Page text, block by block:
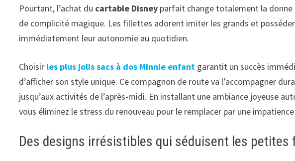
Pourtant, l’achat du cartable Disney parfait change totalement la
de complicité magique. Les fillettes adorent imiter les grands et
immédiatement leur autonomie au quotidien.
Choisir les plus jolis sacs à dos Minnie enfant garantit un succès
d’afficher son style unique. Ce compagnon de route va l’accompagner
jusqu’aux activités de l’après-midi. En installant une ambiance joyeuse
vous éliminez le stress du renouveau pour le remplacer par une
Des designs irrésistibles qui séduisent les petites